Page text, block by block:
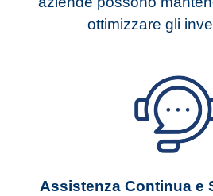
ottimizzare gli
Assistenza Continua e